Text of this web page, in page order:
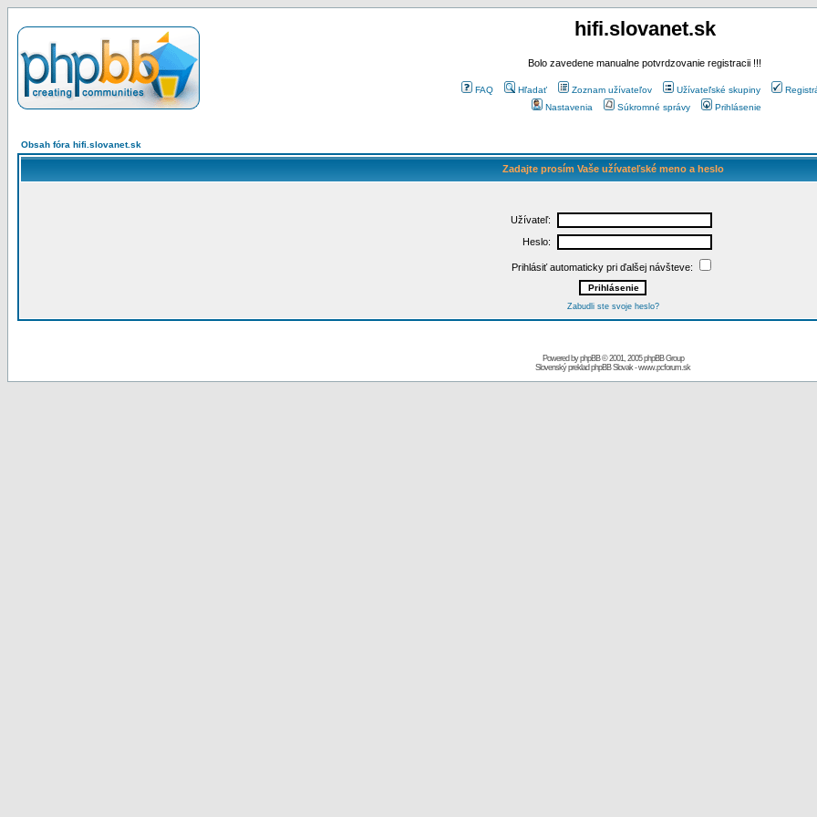
hifi.slovanet.sk
Bolo zavedene manualne potvrdzovanie registracii !!!
FAQ Hľadať Zoznam užívateľov Užívateľské skupiny
Nastavenia
Súkromné správy Prihlásenie
Obsah fóra hifi.slovanet.sk
Zadajte prosím Vaše užívateľské meno a heslo
Užívateľ:
Heslo:
Prihlásiť automaticky pri ďalšej návšteve:
Zabudli ste svoje heslo?
Powered byphpBB© 2001, 2005 phpBB Group
Slovenský preklad phpBB Slovak-www.pcforum.sk